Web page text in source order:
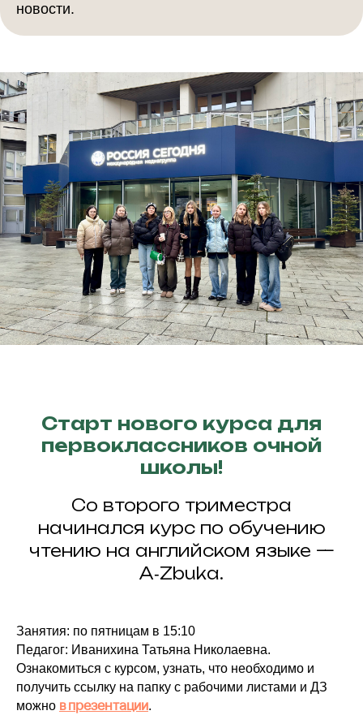
новости.
Старт нового курса для
первоклассников очной
школы!
Со второго триместра
начинался курс по обучению
чтению на английском языке —
A‑Zbuka.
Занятия: по пятницам в 15:10
Педагог: Иванихина Татьяна Николаевна.
Ознакомиться с курсом, узнать, что необходимо и
получить ссылку на папку с рабочими листами и ДЗ
можно в презентации.